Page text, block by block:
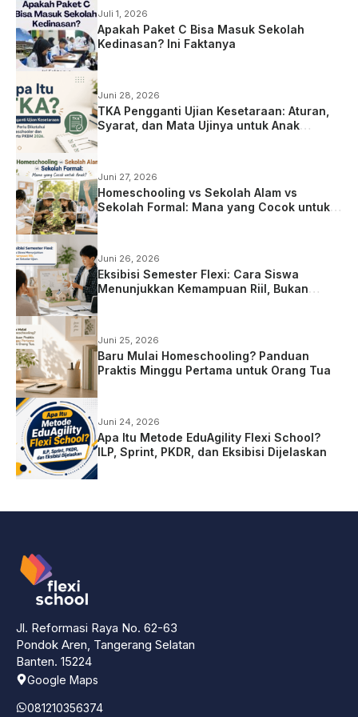
Juli 1, 2026
Apakah Paket C Bisa Masuk Sekolah
Kedinasan? Ini Faktanya
Juni 28, 2026
TKA Pengganti Ujian Kesetaraan: Aturan,
Syarat, dan Mata Ujinya untuk Anak
Juni 27, 2026
Homeschooling vs Sekolah Alam vs
Sekolah Formal: Mana yang Cocok untuk
Juni 26, 2026
Eksibisi Semester Flexi: Cara Siswa
Menunjukkan Kemampuan Riil, Bukan
Juni 25, 2026
Baru Mulai Homeschooling? Panduan
Praktis Minggu Pertama untuk Orang Tua
Juni 24, 2026
Apa Itu Metode EduAgility Flexi School?
ILP, Sprint, PKDR, dan Eksibisi Dijelaskan
Jl. Reformasi Raya No. 62-63
Pondok Aren, Tangerang Selatan
Banten. 15224
Google Maps
081210356374